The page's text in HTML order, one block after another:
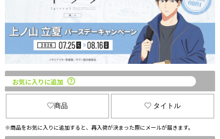
お気に入りに追加
商品 タイトル
※商品をお気に入りに追加すると、再入荷が決まった際にメールが届きます。